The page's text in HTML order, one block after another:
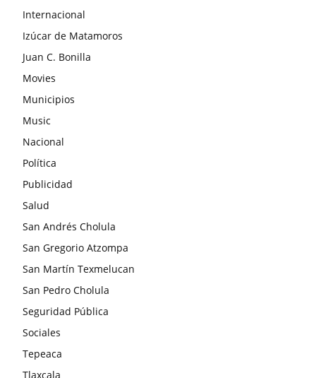
Internacional
Izúcar de Matamoros
Juan C. Bonilla
Movies
Municipios
Music
Nacional
Política
Publicidad
Salud
San Andrés Cholula
San Gregorio Atzompa
San Martín Texmelucan
San Pedro Cholula
Seguridad Pública
Sociales
Tepeaca
Tlaxcala